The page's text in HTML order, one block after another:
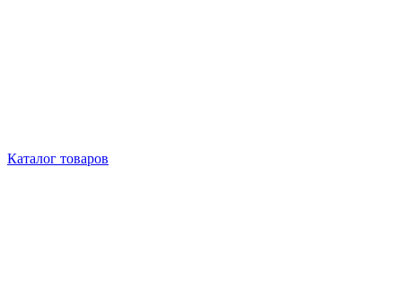
Каталог товаров